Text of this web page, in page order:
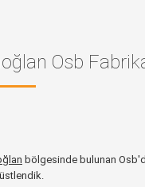
Osb
bölgesinde bulunan